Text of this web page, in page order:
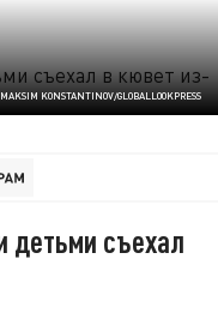
KONSTANTINOV/GLOBALLOOKPRESS
детьми съехал